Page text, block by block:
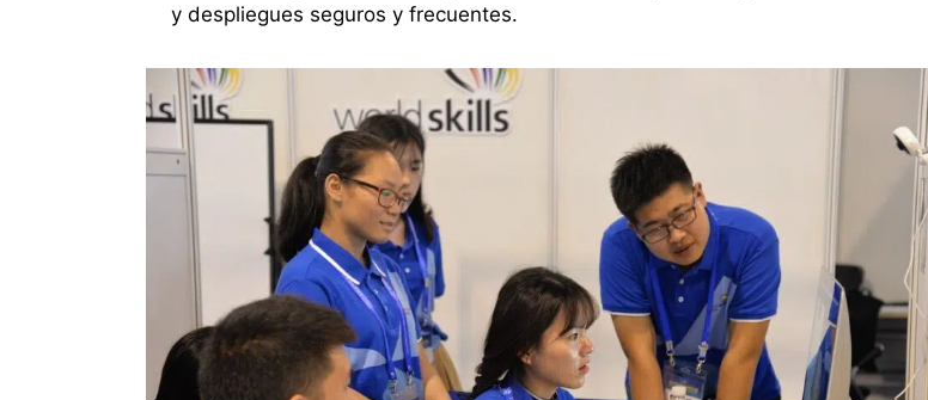
y despliegues seguros y frecuentes.